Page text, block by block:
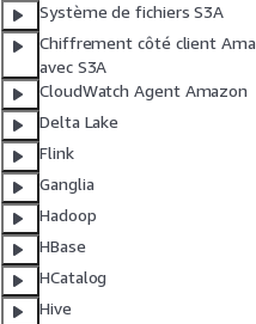
Système de fichiers S3A
Chiffrement côté client
avec S3A
CloudWatch Agent Amazon
Delta Lake
Flink
Ganglia
Hadoop
HBase
HCatalog
Hive